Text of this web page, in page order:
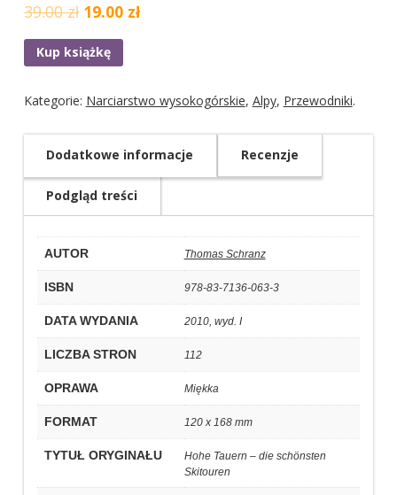
39.00 zł 19.00 zł
Kup książkę
Kategorie: Narciarstwo wysokogórskie, Alpy, Przewodniki.
Dodatkowe informacje Recenzje
Podgląd treści
AUTOR Thomas Schranz
ISBN 978-83-7136-063-3
DATA WYDANIA 2010, wyd. I
LICZBA STRON 112
OPRAWA Miękka
FORMAT 120 x 168 mm
TYTUŁ ORYGINAŁU
Hohe Tauern – die schönsten
Skitouren